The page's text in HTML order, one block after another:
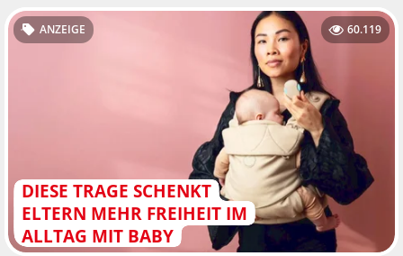
DIESE TRAGE SCHENKT
ELTERN MEHR FREIHEIT IM
ALLTAG MIT BABY
ANZEIGE 60.119